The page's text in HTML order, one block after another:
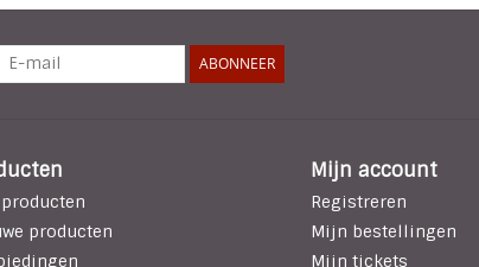
ABONNEER
producten
Mijn account
Registreren
Mijn bestellingen
Mijn tickets